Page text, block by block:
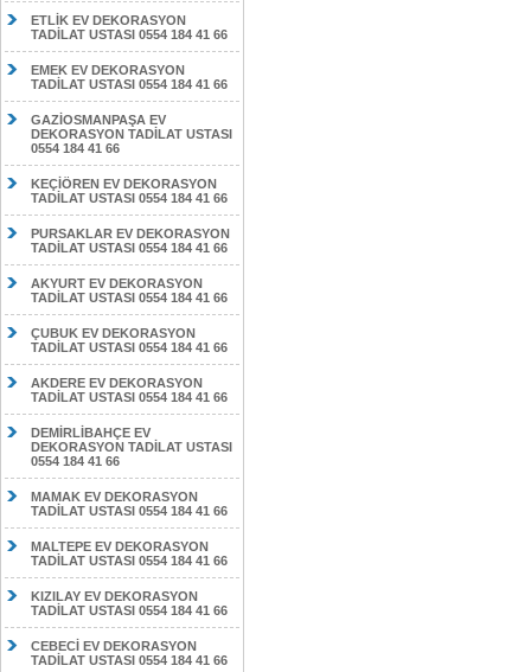
ETLİK EV DEKORASYON
TADİLAT USTASI 0554 184 41 66
EMEK EV DEKORASYON
TADİLAT USTASI 0554 184 41 66
GAZİOSMANPAŞA EV
DEKORASYON TADİLAT USTASI
0554 184 41 66
KEÇİÖREN EV DEKORASYON
TADİLAT USTASI 0554 184 41 66
PURSAKLAR EV DEKORASYON
TADİLAT USTASI 0554 184 41 66
AKYURT EV DEKORASYON
TADİLAT USTASI 0554 184 41 66
ÇUBUK EV DEKORASYON
TADİLAT USTASI 0554 184 41 66
AKDERE EV DEKORASYON
TADİLAT USTASI 0554 184 41 66
DEMİRLİBAHÇE EV
DEKORASYON TADİLAT USTASI
0554 184 41 66
MAMAK EV DEKORASYON
TADİLAT USTASI 0554 184 41 66
MALTEPE EV DEKORASYON
TADİLAT USTASI 0554 184 41 66
KIZILAY EV DEKORASYON
TADİLAT USTASI 0554 184 41 66
CEBECİ EV DEKORASYON
TADİLAT USTASI 0554 184 41 66